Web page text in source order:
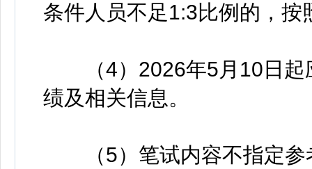
条件人员不足1:3比例的，按
（4）2026年5月10日起
绩及相关信息。
（5）笔试内容不指定参